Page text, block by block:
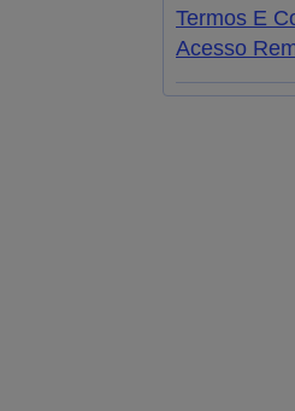
Termos E
Acesso